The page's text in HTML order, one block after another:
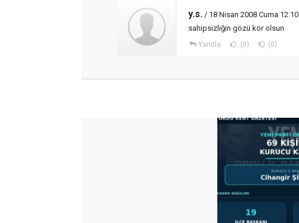
y.s. / 18 Nisan 2008 Cuma 12:10
sahipsizliğin gözü kör olsun
Yanıtla (0) (0)